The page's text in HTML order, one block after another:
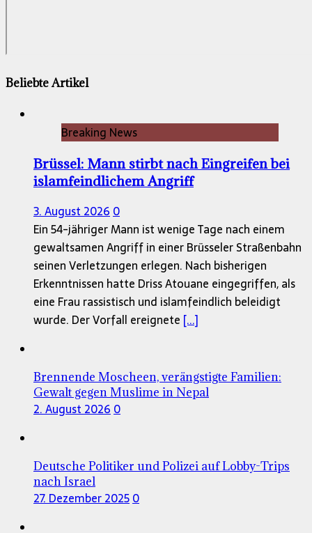
Beliebte Artikel
Breaking News
Brüssel: Mann stirbt nach Eingreifen bei
islamfeindlichem Angriff
3. August 20260
Ein 54-jähriger Mann ist wenige Tage nach einem
gewaltsamen Angriff in einer Brüsseler Straßenbahn
seinen Verletzungen erlegen. Nach bisherigen
Erkenntnissen hatte Driss Atouane eingegriffen, als
eine Frau rassistisch und islamfeindlich beleidigt
wurde. Der Vorfall ereignete [...]
Brennende Moscheen, verängstigte Familien:
Gewalt gegen Muslime in Nepal
2. August 20260
Deutsche Politiker und Polizei auf Lobby-Trips
nach Israel
27. Dezember 20250